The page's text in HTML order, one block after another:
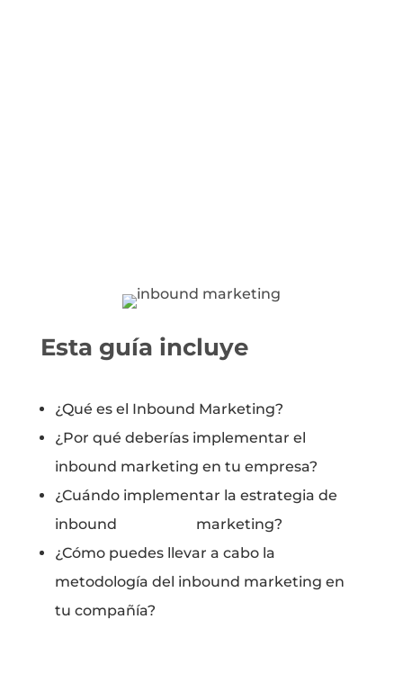
Esta guía incluye
¿Qué es el Inbound Marketing?
¿Por qué deberías implementar el
inbound marketing en tu empresa?
¿Cuándo implementar la estrategia de
inbound marketing?
¿Cómo puedes llevar a cabo la
metodología del inbound marketing en
tu compañía?